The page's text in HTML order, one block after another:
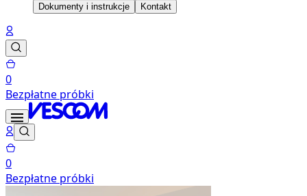
Dokumenty i instrukcje
Kontakt
0
Bezpłatne próbki
0
Bezpłatne próbki